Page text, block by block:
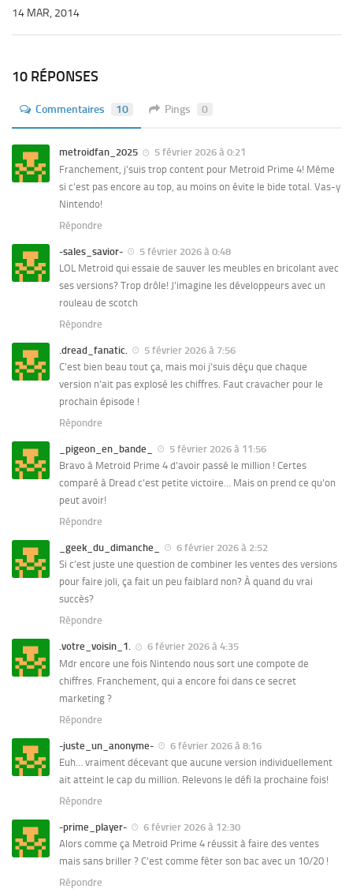
14 MAR, 2014
10 RÉPONSES
Commentaires 10 Pings 0
metroidfan_2025
5 février 2026 à 0:21
Franchement, j’suis trop content pour Metroid Prime 4! Même
si c’est pas encore au top, au moins on évite le bide total. Vas-y
Nintendo!
Répondre
-sales_savior-
5 février 2026 à 0:48
LOL Metroid qui essaie de sauver les meubles en bricolant avec
ses versions? Trop drôle! J’imagine les développeurs avec un
rouleau de scotch
Répondre
.dread_fanatic.
5 février 2026 à 7:56
C’est bien beau tout ça, mais moi j’suis déçu que chaque
version n’ait pas explosé les chiffres. Faut cravacher pour le
prochain épisode !
Répondre
_pigeon_en_bande_
5 février 2026 à 11:56
Bravo à Metroid Prime 4 d’avoir passé le million ! Certes
comparé à Dread c’est petite victoire… Mais on prend ce qu’on
peut avoir!
Répondre
_geek_du_dimanche_
6 février 2026 à 2:52
Si c’est juste une question de combiner les ventes des versions
pour faire joli, ça fait un peu faiblard non? À quand du vrai
succès?
Répondre
.votre_voisin_1.
6 février 2026 à 4:35
Mdr encore une fois Nintendo nous sort une compote de
chiffres. Franchement, qui a encore foi dans ce secret
marketing ?
Répondre
-juste_un_anonyme-
6 février 2026 à 8:16
Euh… vraiment décevant que aucune version individuellement
ait atteint le cap du million. Relevons le défi la prochaine fois!
Répondre
-prime_player-
6 février 2026 à 12:30
Alors comme ça Metroid Prime 4 réussit à faire des ventes
mais sans briller ? C’est comme fêter son bac avec un 10/20 !
Répondre